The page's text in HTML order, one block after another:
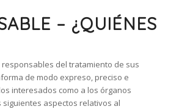
– ¿QUIÉNES
del tratamiento de sus
de modo expreso, preciso e
interesados como a los órganos
siguientes aspectos relativos al